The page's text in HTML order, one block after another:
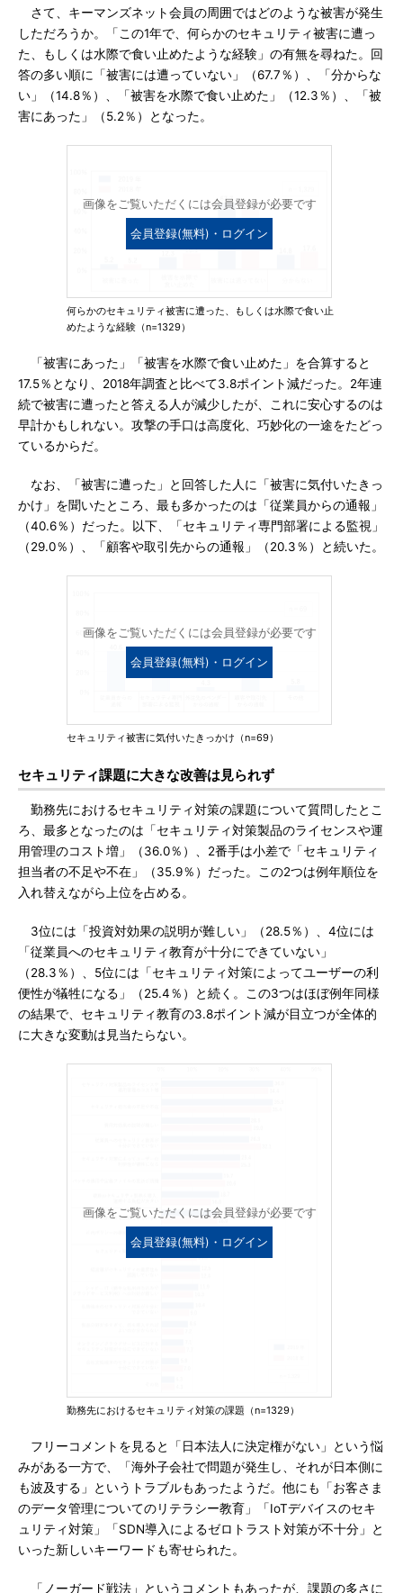
さて、キーマンズネット会員の周囲ではどのような被害が発生
しただろうか。「この1年で、何らかのセキュリティ被害に遭っ
た、もしくは水際で食い止めたような経験」の有無を尋ねた。回
答の多い順に「被害には遭っていない」（67.7％）、「分からな
い」（14.8％）、「被害を水際で食い止めた」（12.3％）、「被
害にあった」（5.2％）となった。
画像をご覧いただくには会員登録が必要です
会員登録(無料)・ログイン
何らかのセキュリティ被害に遭った、もしくは水際で食い止
めたような経験（n=1329）
「被害にあった」「被害を水際で食い止めた」を合算すると
17.5％となり、2018年調査と比べて3.8ポイント減だった。2年連
続で被害に遭ったと答える人が減少したが、これに安心するのは
早計かもしれない。攻撃の手口は高度化、巧妙化の一途をたどっ
ているからだ。
なお、「被害に遭った」と回答した人に「被害に気付いたきっ
かけ」を聞いたところ、最も多かったのは「従業員からの通報」
（40.6％）だった。以下、「セキュリティ専門部署による監視」
（29.0％）、「顧客や取引先からの通報」（20.3％）と続いた。
画像をご覧いただくには会員登録が必要です
会員登録(無料)・ログイン
セキュリティ被害に気付いたきっかけ（n=69）
セキュリティ課題に大きな改善は見られず
勤務先におけるセキュリティ対策の課題について質問したとこ
ろ、最多となったのは「セキュリティ対策製品のライセンスや運
用管理のコスト増」（36.0％）、2番手は小差で「セキュリティ
担当者の不足や不在」（35.9％）だった。この2つは例年順位を
入れ替えながら上位を占める。
3位には「投資対効果の説明が難しい」（28.5％）、4位には
「従業員へのセキュリティ教育が十分にできていない」
（28.3％）、5位には「セキュリティ対策によってユーザーの利
便性が犠牲になる」（25.4％）と続く。この3つはほぼ例年同様
の結果で、セキュリティ教育の3.8ポイント減が目立つが全体的
に大きな変動は見当たらない。
画像をご覧いただくには会員登録が必要です
会員登録(無料)・ログイン
勤務先におけるセキュリティ対策の課題（n=1329）
フリーコメントを見ると「日本法人に決定権がない」という悩
みがある一方で、「海外子会社で問題が発生し、それが日本側に
も波及する」というトラブルもあったようだ。他にも「お客さま
のデータ管理についてのリテラシー教育」「IoTデバイスのセキ
ュリティ対策」「SDN導入によるゼロトラスト対策が不十分」と
いった新しいキーワードも寄せられた。
「ノーガード戦法」というコメントもあったが、課題の多さに